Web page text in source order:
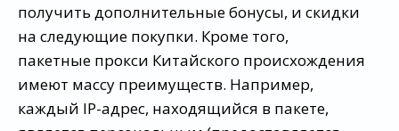
получить дополнительные бонусы, и скидки
на следующие покупки. Кроме того,
пакетные прокси Китайского происхождения
имеют массу преимуществ. Например,
каждый IP-адрес, находящийся в пакете,